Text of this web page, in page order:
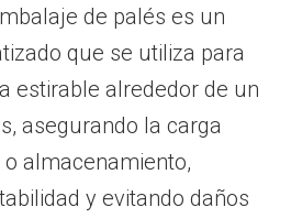
de palés es un
que se utiliza para
estirable alrededor de un
asegurando la carga
almacenamiento,
y evitando daños